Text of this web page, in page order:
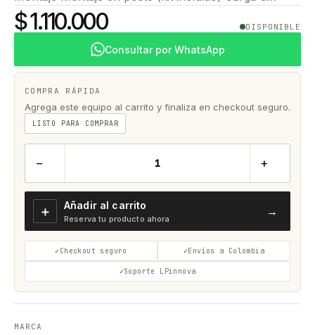
$ 1.110.000 DISPONIBLE
Consultar por WhatsApp
COMPRA RÁPIDA
Agrega este equipo al carrito y finaliza en checkout seguro.
LISTO PARA COMPRAR
− +
＋ Añadir al carrito
Reserva tu producto ahora
→
Checkout seguro Envíos a Colombia
Soporte LPinnova
MARCA